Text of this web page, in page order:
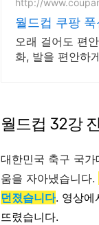
월드컵 쿠팡
오래 걸어도 편
화, 발을 편안하
월드컵 32강
대한민국 축구 국
움을 자아냈습니다.
던졌습니다. 영상에
뜨렸습니다.